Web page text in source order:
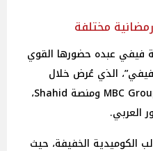
مختلفة
فيفي عبده حضورها القوي
الذي عُرض خلال
موسم رمضان 2026 عبر شاشة MBC Group ومنصة Shahid،
العربي.
الكوميدية الخفيفة، حيث